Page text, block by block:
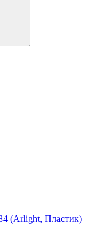
(Arlight, Пластик)